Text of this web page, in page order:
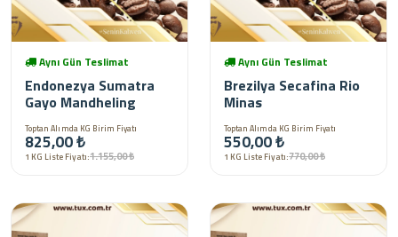
Aynı Gün Teslimat
Endonezya Sumatra
Gayo Mandheling
Toptan Alımda KG Birim Fiyatı
825,00 ₺
1 KG Liste Fiyatı:1.155,00 ₺
Aynı Gün Teslimat
Brezilya Secafina Rio
Minas
Toptan Alımda KG Birim Fiyatı
550,00 ₺
1 KG Liste Fiyatı:770,00 ₺